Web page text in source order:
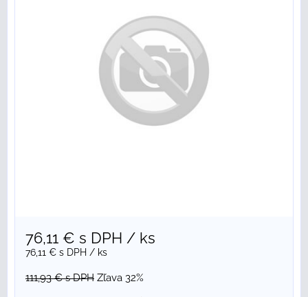
76,11 € s DPH / ks
76,11 € s DPH / ks
111,93 €s DPH Zľava 32%